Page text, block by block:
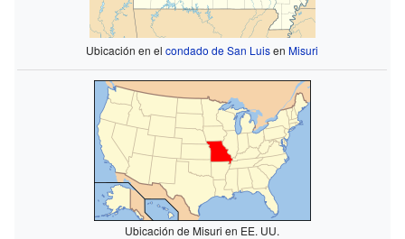
Ubicación en elcondado de San LuisenMisuri
Ubicación de Misuri en EE. UU.